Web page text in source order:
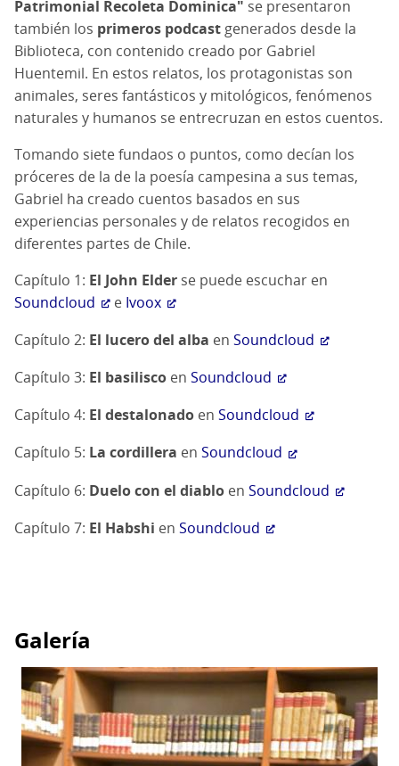
Patrimonial Recoleta Dominica" se presentaron
también los primeros podcast generados desde la
Biblioteca, con contenido creado por Gabriel
Huentemil. En estos relatos, los protagonistas son
animales, seres fantásticos y mitológicos, fenómenos
naturales y humanos se entrecruzan en estos cuentos.
Tomando siete fundaos o puntos, como decían los
próceres de la de la poesía campesina a sus temas,
Gabriel ha creado cuentos basados en sus
experiencias personales y de relatos recogidos en
diferentes partes de Chile.
Capítulo 1: El John Elder se puede escuchar en
Soundcloud
e Ivoox
Capítulo 2: El lucero del alba en Soundcloud
Capítulo 3: El basilisco en Soundcloud
Capítulo 4: El destalonado en Soundcloud
Capítulo 5: La cordillera en Soundcloud
Capítulo 6: Duelo con el diablo en Soundcloud
Capítulo 7: El Habshi en Soundcloud
Galería